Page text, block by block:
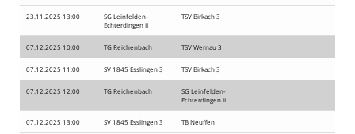
23.11.2025 13:00
SG Leinfelden-
Echterdingen II
TSV Birkach 3
07.12.2025 10:00 TG Reichenbach TSV Wernau 3
07.12.2025 11:00 SV 1845 Esslingen 3 TSV Birkach 3
07.12.2025 12:00 TG Reichenbach
SG Leinfelden-
Echterdingen II
07.12.2025 13:00 SV 1845 Esslingen 3 TB Neuffen